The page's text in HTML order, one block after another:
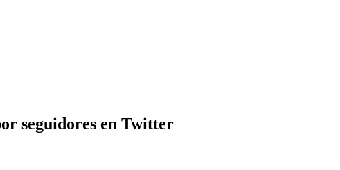
seguidores en Twitter